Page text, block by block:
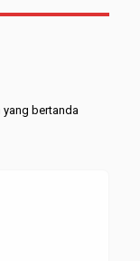
bertanda